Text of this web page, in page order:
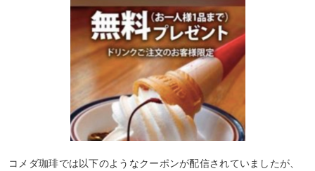
コメダ珈琲では以下のようなクーポンが配信されていましたが、